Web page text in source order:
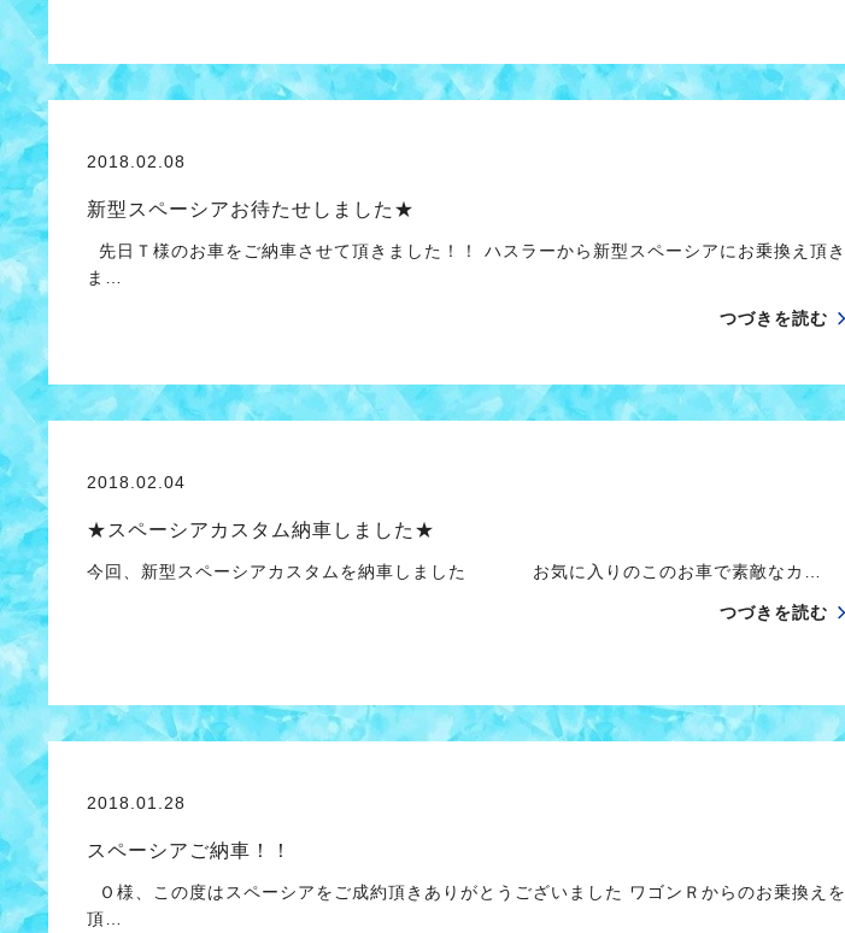
2018.02.08
新型スペーシアお待たせしました★
先日Ｔ様のお車をご納車させて頂きました！！ ハスラーから新型スペーシアにお乗換え頂き
ま…
つづきを読む
2018.02.04
★スペーシアカスタム納車しました★
今回、新型スペーシアカスタムを納車しました お気に入りのこのお車で素敵なカ…
つづきを読む
2018.01.28
スペーシアご納車！！
Ｏ様、この度はスペーシアをご成約頂きありがとうございました ワゴンＲからのお乗換えを
頂…